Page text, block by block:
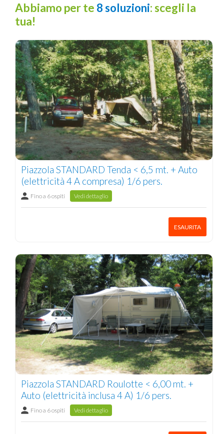
Abbiamo per te 8 soluzioni: scegli la
tua!
Piazzola STANDARD Tenda < 6,5 mt. + Auto
(elettricità 4 A compresa) 1/6 pers.
Fino a 6 ospiti Vedi dettaglio
ESAURITA
Piazzola STANDARD Roulotte < 6,00 mt. +
Auto (elettricità inclusa 4 A) 1/6 pers.
Fino a 6 ospiti Vedi dettaglio